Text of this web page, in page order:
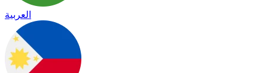
العربية